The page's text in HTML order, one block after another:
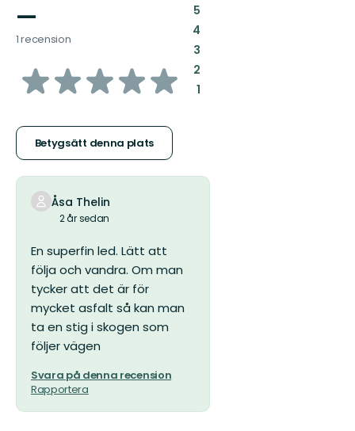
—
1 recension
av
stjärnor
Betygsätt denna plats
5:
4:
3:
2:
1:
Åsa Thelin
2 år sedan
En superfin led. Lätt att
följa och vandra. Om man
tycker att det är för
mycket asfalt så kan man
ta en stig i skogen som
följer vägen
Svara på denna recension
Rapportera